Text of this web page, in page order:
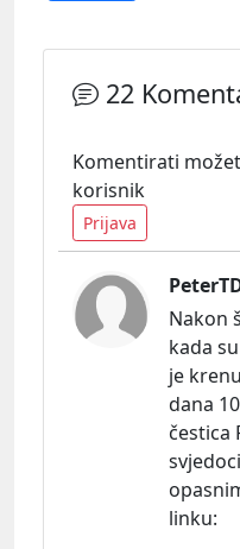
22
Komentirati
korisnik
Prijava
Nakon
kada
je
dana
čestica
linku: